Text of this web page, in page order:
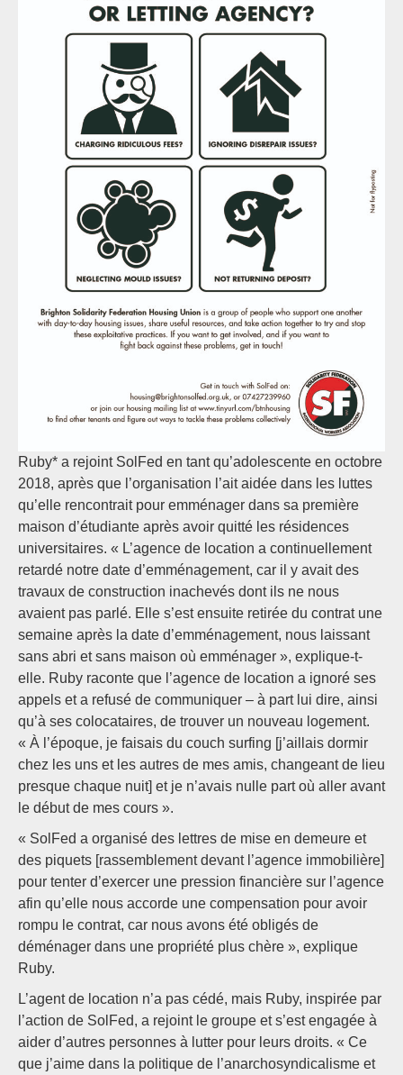
Ruby* a rejoint SolFed en tant qu’adolescente en octobre
2018, après que l’organisation l’ait aidée dans les luttes
qu’elle rencontrait pour emménager dans sa première
maison d’étudiante après avoir quitté les résidences
universitaires. « L’agence de location a continuellement
retardé notre date d’emménagement, car il y avait des
travaux de construction inachevés dont ils ne nous
avaient pas parlé. Elle s’est ensuite retirée du contrat une
semaine après la date d’emménagement, nous laissant
sans abri et sans maison où emménager », explique-t-
elle. Ruby raconte que l’agence de location a ignoré ses
appels et a refusé de communiquer – à part lui dire, ainsi
qu’à ses colocataires, de trouver un nouveau logement.
« À l’époque, je faisais du couch surfing [j’aillais dormir
chez les uns et les autres de mes amis, changeant de lieu
presque chaque nuit] et je n’avais nulle part où aller avant
le début de mes cours ».
« SolFed a organisé des lettres de mise en demeure et
des piquets [rassemblement devant l’agence immobilière]
pour tenter d’exercer une pression financière sur l’agence
afin qu’elle nous accorde une compensation pour avoir
rompu le contrat, car nous avons été obligés de
déménager dans une propriété plus chère », explique
Ruby.
L’agent de location n’a pas cédé, mais Ruby, inspirée par
l’action de SolFed, a rejoint le groupe et s’est engagée à
aider d’autres personnes à lutter pour leurs droits. « Ce
que j’aime dans la politique de l’anarchosyndicalisme et